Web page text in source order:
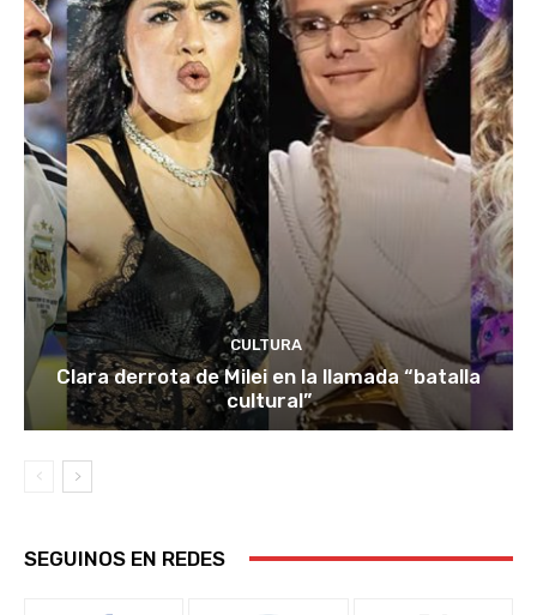
CULTURA
Clara derrota de Milei en la llamada “batalla
cultural”
SEGUINOS EN REDES